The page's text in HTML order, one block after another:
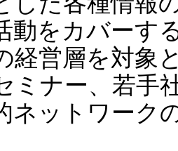
動をカバーす
経営層を対象
ミナー、若手
ネットワーク